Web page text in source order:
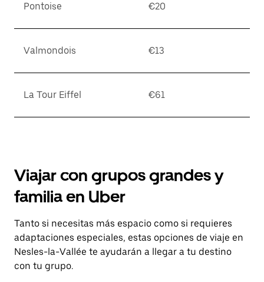
Pontoise €20
Valmondois €13
La Tour Eiffel €61
Viajar con grupos grandes y
familia en Uber
Tanto si necesitas más espacio como si requieres
adaptaciones especiales, estas opciones de viaje en
Nesles-la-Vallée te ayudarán a llegar a tu destino
con tu grupo.